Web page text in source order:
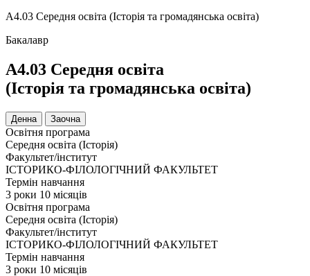
А4.03 Середня освіта (Історія та громадянська освіта)
Бакалавр
А4.03 Середня освіта
(Історія та громадянська освіта)
Денна Заочна
Освітня програма
Середня освіта (Історія)
Факультет/інститут
ІСТОРИКО-ФІЛОЛОГІЧНИЙ ФАКУЛЬТЕТ
Термін навчання
3 роки 10 місяців​
Освітня програма
Середня освіта (Історія)
Факультет/інститут
ІСТОРИКО-ФІЛОЛОГІЧНИЙ ФАКУЛЬТЕТ
Термін навчання
3 роки 10 місяців​